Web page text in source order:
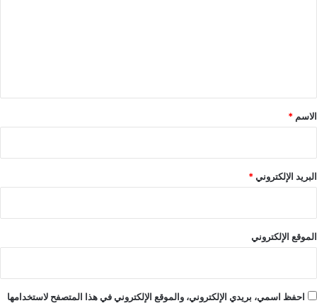
*
الاسم *
البريد الإلكتروني*
الموقع الإلكتروني
احفظ اسمي، بريدي الإلكتروني، والموقع الإلكتروني في هذا المتصفح لاستخدامها